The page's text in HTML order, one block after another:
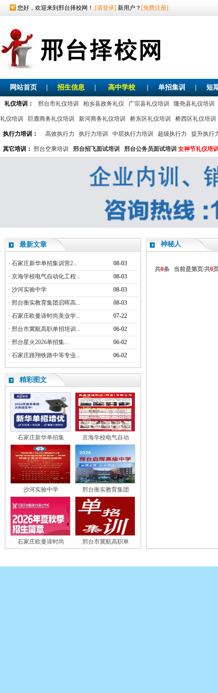
您好，欢迎来到邢台择校网！ [请登录] 新用户？ [免费注册]
网站首页 招生信息 高中学校 单招集训 短
礼仪培训： 邢台市礼仪培训 柏乡县政务礼仪 广宗县礼仪培训 隆尧县礼仪培训
礼仪培训 巨鹿商务礼仪培训 新河商务礼仪培训 桥东区礼仪培训 桥西区礼仪培训
执行力培训： 高效执行力 执行力培训 中层执行力培训 超级执行力 提升执行
其它培训： 邢台空乘培训 邢台招飞面试培训 邢台公务员面试培训 女神节礼仪培
最新文章
· 石家庄新华单招集训营2...
08-03
· 京海学校电气自动化工程...
08-03
· 沙河实验中学
08-03
· 邢台衡实教育集团启晖高...
08-03
· 石家庄欧曼谛时尚美业学...
07-22
· 邢台市冀航高职单招培训...
06-02
· 邢台星火2026单招集...
06-02
· 石家庄路翔铁路中等专业... 06-02
精彩图文
石家庄新华单招集 京海学校电气自动
沙河实验中学 邢台衡实教育集团
石家庄欧曼谛时尚 邢台市冀航高职单
神秘人
共0条 当前是第页/共0